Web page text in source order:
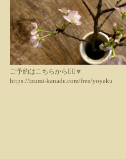
ご予約はこちらから💁‍♀️🔽
https://izumi-kanade.com/free/yoyaku